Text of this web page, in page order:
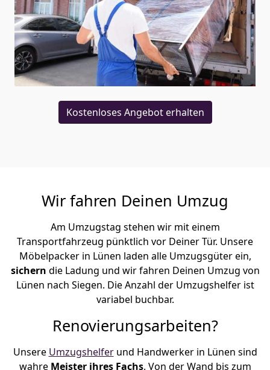
Kostenloses Angebot erhalten
Wir fahren Deinen Umzug
Am Umzugstag stehen wir mit einem
Transportfahrzeug pünktlich vor Deiner Tür. Unsere
Möbelpacker in Lünen laden alle Umzugsgüter ein,
sichern die Ladung und wir fahren Deinen Umzug von
Lünen nach Siegen. Die Anzahl der Umzugshelfer ist
variabel buchbar.
Renovierungsarbeiten?
Unsere Umzugshelferund Handwerker in Lünen sind
wahre Meister ihres Fachs. Von der Wand bis zum